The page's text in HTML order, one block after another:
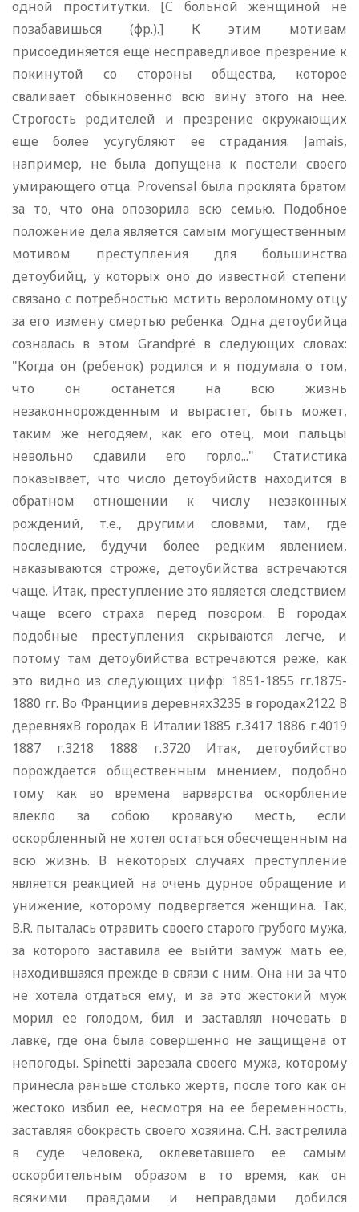
одной проститутки. [С больной женщиной не
позабавишься (фр.).] К этим мотивам
присоединяется еще несправедливое презрение к
покинутой со стороны общества, которое
сваливает обыкновенно всю вину этого на нее.
Строгость родителей и презрение окружающих
еще более усугубляют ее страдания. Jamais,
например, не была допущена к постели своего
умирающего отца. Provensal была проклята братом
за то, что она опозорила всю семью. Подобное
положение дела является самым могущественным
мотивом преступления для большинства
детоубийц, у которых оно до известной степени
связано с потребностью мстить вероломному отцу
за его измену смертью ребенка. Одна детоубийца
созналась в этом Grandpré в следующих словах:
"Когда он (ребенок) родился и я подумала о том,
что он останется на всю жизнь
незаконнорожденным и вырастет, быть может,
таким же негодяем, как его отец, мои пальцы
невольно сдавили его горло..." Статистика
показывает, что число детоубийств находится в
обратном отношении к числу незаконных
рождений, т.е., другими словами, там, где
последние, будучи более редким явлением,
наказываются строже, детоубийства встречаются
чаще. Итак, преступление это является следствием
чаще всего страха перед позором. В городах
подобные преступления скрываются легче, и
потому там детоубийства встречаются реже, как
это видно из следующих цифр: 1851-1855 гг.1875-
1880 гг. Во Франциив деревнях3235 в городах2122 В
деревняхВ городах В Италии1885 г.3417 1886 г.4019
1887 г.3218 1888 г.3720 Итак, детоубийство
порождается общественным мнением, подобно
тому как во времена варварства оскорбление
влекло за собою кровавую месть, если
оскорбленный не хотел остаться обесчещенным на
всю жизнь. В некоторых случаях преступление
является реакцией на очень дурное обращение и
унижение, которому подвергается женщина. Так,
В.R. пыталась отравить своего старого грубого мужа,
за которого заставила ее выйти замуж мать ее,
находившаяся прежде в связи с ним. Она ни за что
не хотела отдаться ему, и за это жестокий муж
морил ее голодом, бил и заставлял ночевать в
лавке, где она была совершенно не защищена от
непогоды. Spinetti зарезала своего мужа, которому
принесла раньше столько жертв, после того как он
жестоко избил ее, несмотря на ее беременность,
заставляя обокрасть своего хозяина. С.Н. застрелила
в суде человека, оклеветавшего ее самым
оскорбительным образом в то время, как он
всякими правдами и неправдами добился